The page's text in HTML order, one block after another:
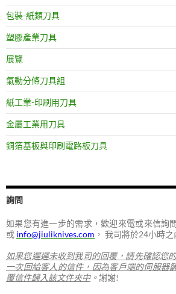
包裝-紙類刀具
塑膠產業刀具
展覽
氣動分條刀具組
紙工業-印刷用刀具
金屬工業用刀具
銅箔基板與印刷電路板刀具
詢問
如果您有進一步的需求，歡迎來電或來信詢
或 info@jiuliknives.com ， 我司將於24小時
如果您遲遲未收到我司的回覆，請先確認您
一次回給客人的信件，因為客戶端的伺服器
覆信件歸入該文件夾中。謝謝!